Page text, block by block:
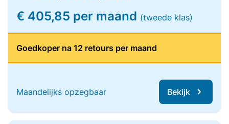
€ 405,85 per maand (tweede klas)
Goedkoper na 12 retours per maand
Maandelijks opzegbaar Bekijk